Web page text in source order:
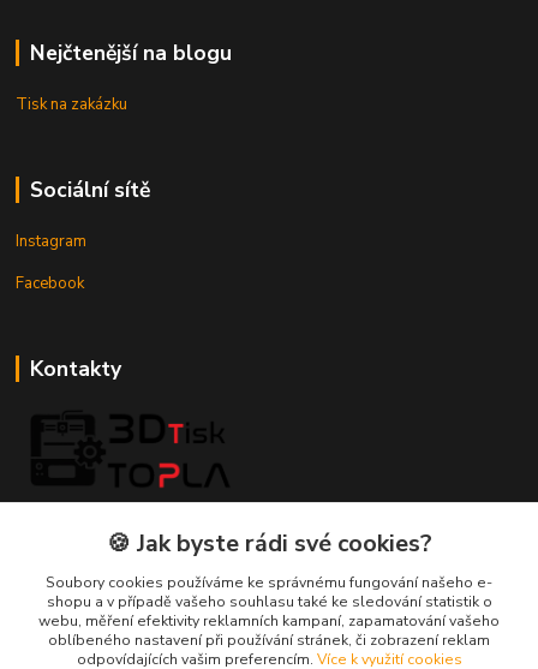
Nejčtenější na blogu
Tisk na zakázku
Sociální sítě
Instagram
Facebook
Kontakty
Tomáš Placatka
+420 728 969 499
info@3dtisktopla-shop.cz
🍪 Jak byste rádi své cookies?
Soubory cookies používáme ke správnému fungování našeho e-
shopu a v případě vašeho souhlasu také ke sledování statistik o
webu, měření efektivity reklamních kampaní, zapamatování vašeho
oblíbeného nastavení při používání stránek, či zobrazení reklam
odpovídajících vašim preferencím. Více k využití cookies